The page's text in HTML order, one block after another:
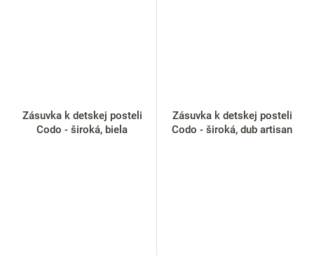
Zásuvka k detskej posteli
Codo - široká, biela
Zásuvka k detskej posteli
Codo - široká, dub artisan